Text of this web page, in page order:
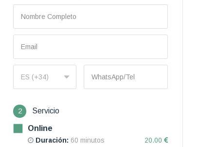
2 Servicio
Online
Duración: 60 minutos 20.00